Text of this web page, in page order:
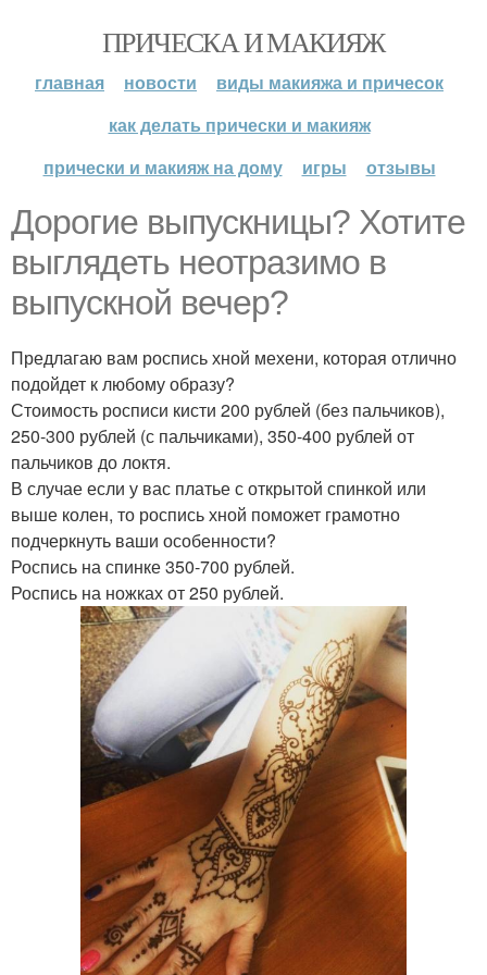
ПРИЧЕСКА И МАКИЯЖ
главная новости
виды макияжа и причесок
как делать прически и макияж
прически и макияж на дому
игры отзывы
Дорогие выпускницы? Хотите
выглядеть неотразимо в
выпускной вечер?
Предлагаю вам роспись хной мехени, которая отлично
подойдет к любому образу?
Стоимость росписи кисти 200 рублей (без пальчиков),
250-300 рублей (с пальчиками), 350-400 рублей от
пальчиков до локтя.
В случае если у вас платье с открытой спинкой или
выше колен, то роспись хной поможет грамотно
подчеркнуть ваши особенности?
Роспись на спинке 350-700 рублей.
Роспись на ножках от 250 рублей.